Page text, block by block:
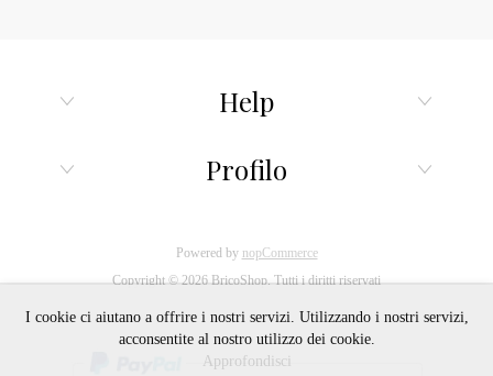
Help
Profilo
Powered by nopCommerce
Copyright © 2026 BricoShop. Tutti i diritti riservati
I cookie ci aiutano a offrire i nostri servizi. Utilizzando i nostri servizi,
acconsentite al nostro utilizzo dei cookie.
Approfondisci